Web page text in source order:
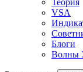
Теория
VSA
Блоги
Волны